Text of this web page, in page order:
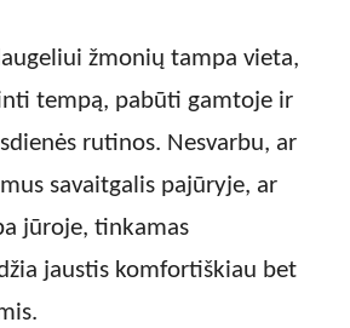
žmonių tampa vieta,
tempą, pabūti gamtoje ir
rutinos. Nesvarbu, ar
savaitgalis pajūryje, ar
jūroje, tinkamas
jaustis komfortiškiau bet